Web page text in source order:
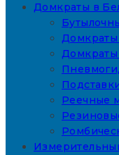
Домкраты в
Домкраты
Домкраты
Реечные